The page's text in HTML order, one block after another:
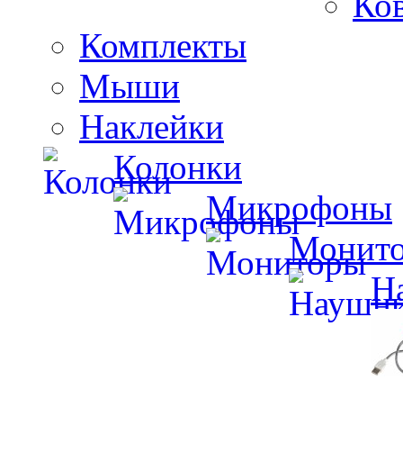
Комплекты
Мыши
Наклейки
Колонки
Микрофоны